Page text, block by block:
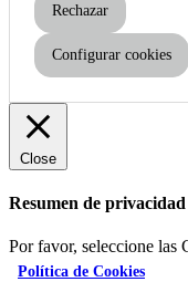
Rechazar
Configurar cookies
Close
Resumen de privacidad
Por favor, seleccione las
Política de Cookies